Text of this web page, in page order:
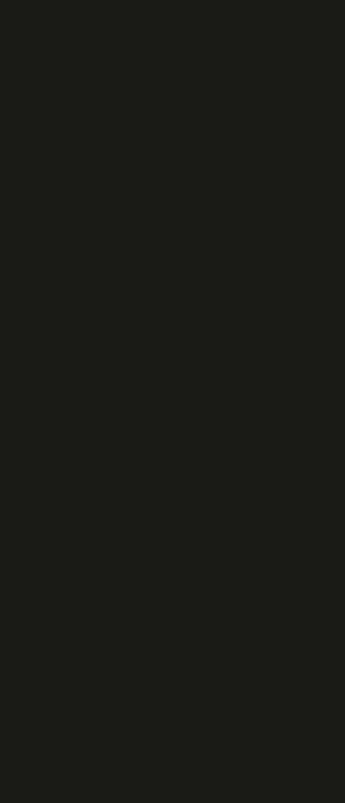
na última quinta, teve ao
a vitória dentro de
a equipe no objetivo de
público da temporada,
ao duelo. Os números,
da partida indica um
R$ 305,525,00, mas a despesa
no vermelho, na partida
explicam pela promoção feita
partir de R$ 5, com a